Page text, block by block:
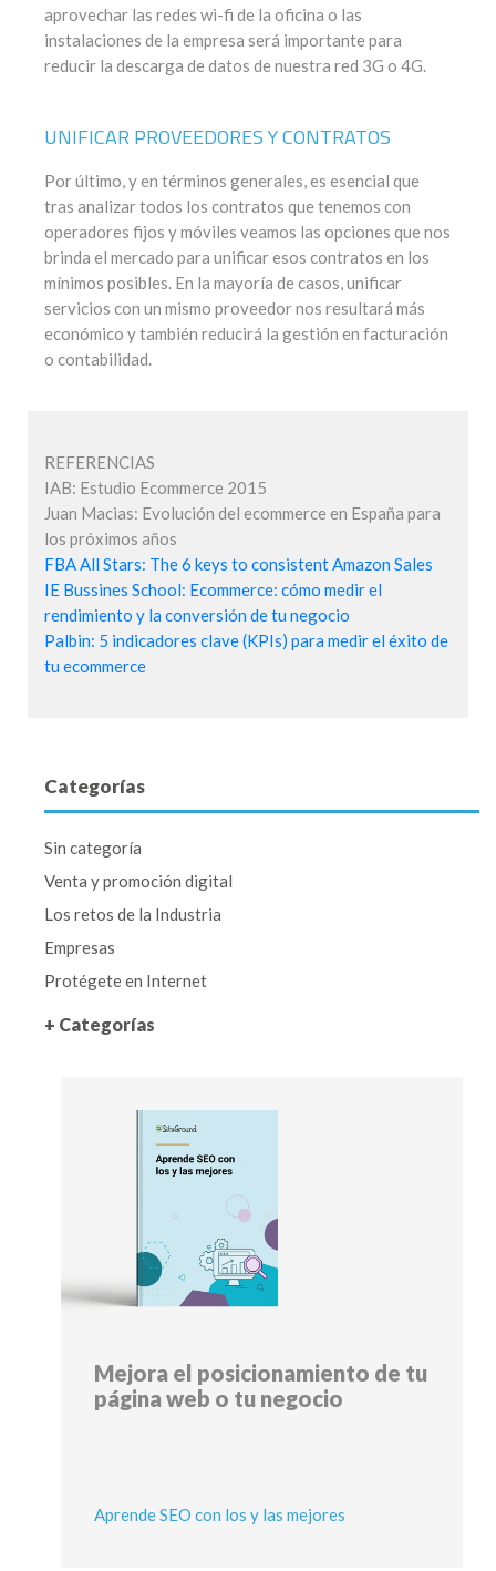
aprovechar las redes wi-fi de la oficina o las
instalaciones de la empresa será importante para
reducir la descarga de datos de nuestra red 3G o 4G.
UNIFICAR PROVEEDORES Y CONTRATOS
Por último, y en términos generales, es esencial que
tras analizar todos los contratos que tenemos con
operadores fijos y móviles veamos las opciones que nos
brinda el mercado para unificar esos contratos en los
mínimos posibles. En la mayoría de casos, unificar
servicios con un mismo proveedor nos resultará más
económico y también reducirá la gestión en facturación
o contabilidad.
REFERENCIAS
IAB: Estudio Ecommerce 2015
Juan Macias: Evolución del ecommerce en España para
los próximos años
FBA All Stars: The 6 keys to consistent Amazon Sales
IE Bussines School: Ecommerce: cómo medir el
rendimiento y la conversión de tu negocio
Palbin: 5 indicadores clave (KPIs) para medir el éxito de
tu ecommerce
Categorías
Sin categoría
Venta y promoción digital
Los retos de la Industria
Empresas
Protégete en Internet
+ Categorías
Mejora el posicionamiento de tu
página web o tu negocio
Aprende SEO con los y las mejores